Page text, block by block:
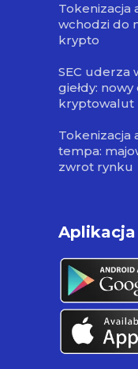
Tokenizacja
wchodzi do
krypto
SEC uderza
giełdy:
kryptowalut
Tokenizacja
tempa:
zwrot rynku